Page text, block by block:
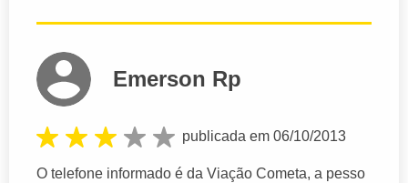
Emerson Rp
publicada em 06/10/2013
O telefone informado é da Viação Cometa, a pesso